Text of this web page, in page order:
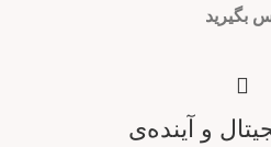
بگیرید
دیجیتال و آینده‌ی